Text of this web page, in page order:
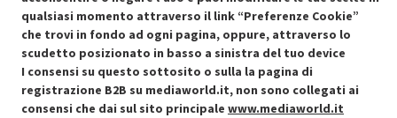
Cookie Policy
Preferenze cookie
Recedere dal contratto qui
qualsiasi momento attraverso il link “Preferenze Cookie”
che trovi in fondo ad ogni pagina, oppure, attraverso lo
scudetto posizionato in basso a sinistra del tuo device
I consensi su questo sottosito o sulla la pagina di
registrazione B2B su mediaworld.it, non sono collegati ai
consensi che dai sul sito principale www.mediaworld.it